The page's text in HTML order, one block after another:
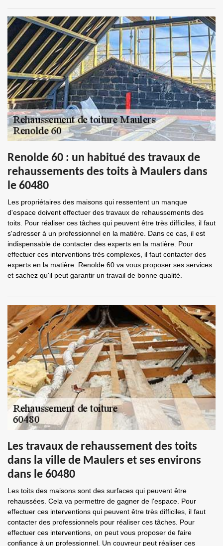
Renolde 60 : un habitué des travaux de
rehaussements des toits à Maulers dans
le 60480
Les propriétaires des maisons qui ressentent un manque
d'espace doivent effectuer des travaux de rehaussements des
toits. Pour réaliser ces tâches qui peuvent être très difficiles, il faut
s'adresser à un professionnel en la matière. Dans ce cas, il est
indispensable de contacter des experts en la matière. Pour
effectuer ces interventions très complexes, il faut contacter des
experts en la matière. Renolde 60 va vous proposer ses services
et sachez qu'il peut garantir un travail de bonne qualité.
Les travaux de rehaussement des toits
dans la ville de Maulers et ses environs
dans le 60480
Les toits des maisons sont des surfaces qui peuvent être
rehaussées. Cela va permettre de gagner de l'espace. Pour
effectuer ces interventions qui peuvent être très difficiles, il faut
contacter des professionnels pour réaliser ces tâches. Pour
effectuer ces interventions, on peut vous proposer de faire
confiance à un professionnel. Un couvreur peut réaliser ces